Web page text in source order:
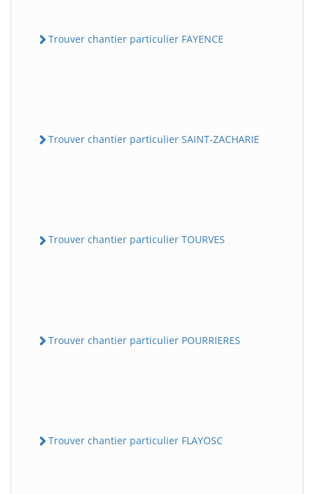
Trouver chantier particulier FAYENCE
Trouver chantier particulier SAINT-ZACHARIE
Trouver chantier particulier TOURVES
Trouver chantier particulier POURRIERES
Trouver chantier particulier FLAYOSC